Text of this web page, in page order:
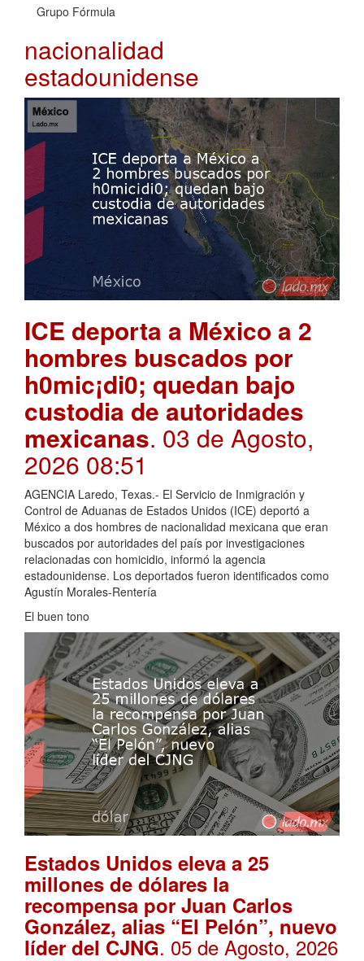
Grupo Fórmula
nacionalidad
estadounidense
ICE deporta a México a 2
hombres buscados por
h0mic¡di0; quedan bajo
custodia de autoridades
mexicanas. 03 de Agosto,
2026 08:51
AGENCIA Laredo, Texas.- El Servicio de Inmigración y
Control de Aduanas de Estados Unidos (ICE) deportó a
México a dos hombres de nacionalidad mexicana que eran
buscados por autoridades del país por investigaciones
relacionadas con homicidio, informó la agencia
estadounidense. Los deportados fueron identificados como
Agustín Morales-Rentería
El buen tono
Estados Unidos eleva a 25
millones de dólares la
recompensa por Juan Carlos
González, alias “El Pelón”, nuevo
líder del CJNG. 05 de Agosto, 2026